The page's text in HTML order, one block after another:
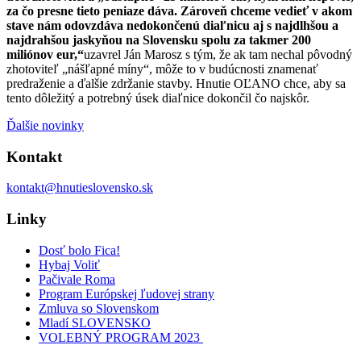
za čo presne tieto peniaze dáva. Zároveň chceme vedieť v akom
stave nám odovzdáva nedokončenú diaľnicu aj s najdlhšou a
najdrahšou jaskyňou na Slovensku spolu za takmer 200
miliónov eur,“uzavrel Ján Marosz s tým, že ak tam nechal pôvodný
zhotoviteľ „nášľapné míny“, môže to v budúcnosti znamenať
predraženie a ďalšie zdržanie stavby. Hnutie OĽANO chce, aby sa
tento dôležitý a potrebný úsek diaľnice dokončil čo najskôr.
Ďalšie novinky
Kontakt
kontakt@hnutieslovensko.sk
Linky
Dosť bolo Fica!
Hybaj Voliť
Pačivale Roma
Program Európskej ľudovej strany
Zmluva so Slovenskom
Mladí SLOVENSKO
VOLEBNÝ PROGRAM 2023